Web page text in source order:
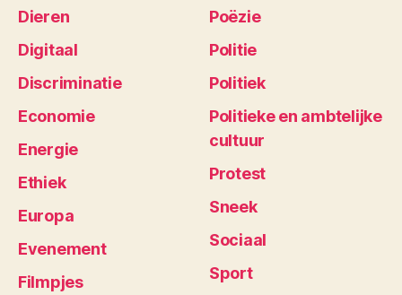
Dieren
Digitaal
Discriminatie
Economie
Energie
Ethiek
Europa
Evenement
Filmpjes
Poëzie
Politie
Politiek
Politieke en ambtelijke
cultuur
Protest
Sneek
Sociaal
Sport